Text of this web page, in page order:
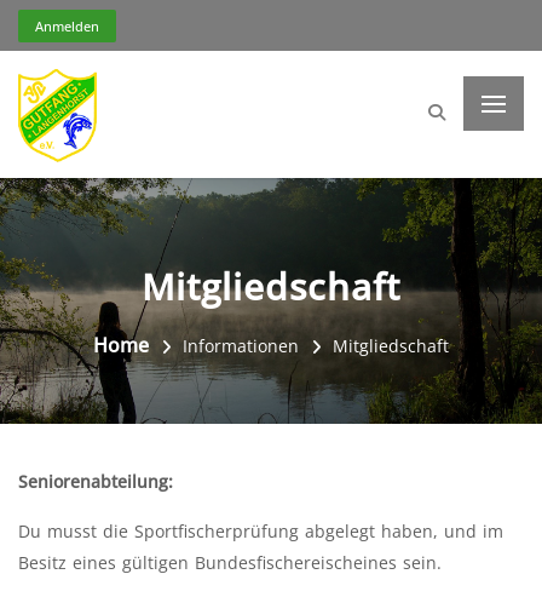
Anmelden
Mitgliedschaft
Home Informationen Mitgliedschaft
Seniorenabteilung:
Du musst die Sportfischerprüfung abgelegt haben, und im
Besitz eines gültigen Bundesfischereischeines sein.